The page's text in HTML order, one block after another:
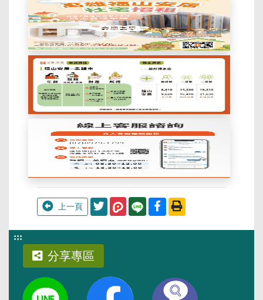
上一頁 分享至Twitter分享至Facebook
列印此頁
:::
分享專區